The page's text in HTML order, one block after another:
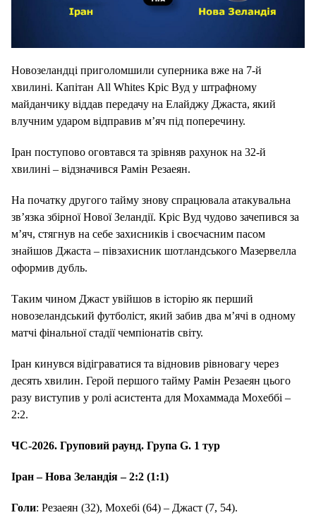
Новозеландці приголомшили суперника вже на 7-й
хвилині. Капітан All Whites Кріс Вуд у штрафному
майданчику віддав передачу на Елайджу Джаста, який
влучним ударом відправив м’яч під поперечину.
Іран поступово оговтався та зрівняв рахунок на 32-й
хвилині – відзначився Рамін Резаеян.
На початку другого тайму знову спрацювала атакувальна
зв’язка збірної Нової Зеландії. Кріс Вуд чудово зачепився за
м’яч, стягнув на себе захисників і своєчасним пасом
знайшов Джаста – півзахисник шотландського Мазервелла
оформив дубль.
Таким чином Джаст увійшов в історію як перший
новозеландський футболіст, який забив два м’ячі в одному
матчі фінальної стадії чемпіонатів світу.
Іран кинувся відіграватися та відновив рівновагу через
десять хвилин. Герой першого тайму Рамін Резаеян цього
разу виступив у ролі асистента для Мохаммада Мохеббі –
2:2.
ЧС-2026. Груповий раунд. Група G. 1 тур
Іран – Нова Зеландія – 2:2 (1:1)
Голи: Резаеян (32), Мохебі (64) – Джаст (7, 54).